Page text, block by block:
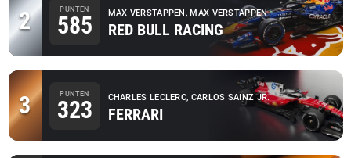
2 PUNTEN
585 MAX VERSTAPPEN, MAX VERSTAPPEN
RED BULL RACING
3 PUNTEN
323 CHARLES LECLERC, CARLOS SAINZ JR.
FERRARI